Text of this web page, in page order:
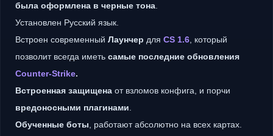
была оформлена в черные тона.
Установлен Русский язык.
Встроен современный Лаунчер для CS 1.6, который
позволит всегда иметь самые последние обновления
Counter-Strike.
Встроенная защищена от взломов конфига, и порчи
вредоносными плагинами.
Обученные боты, работают абсолютно на всех картах.